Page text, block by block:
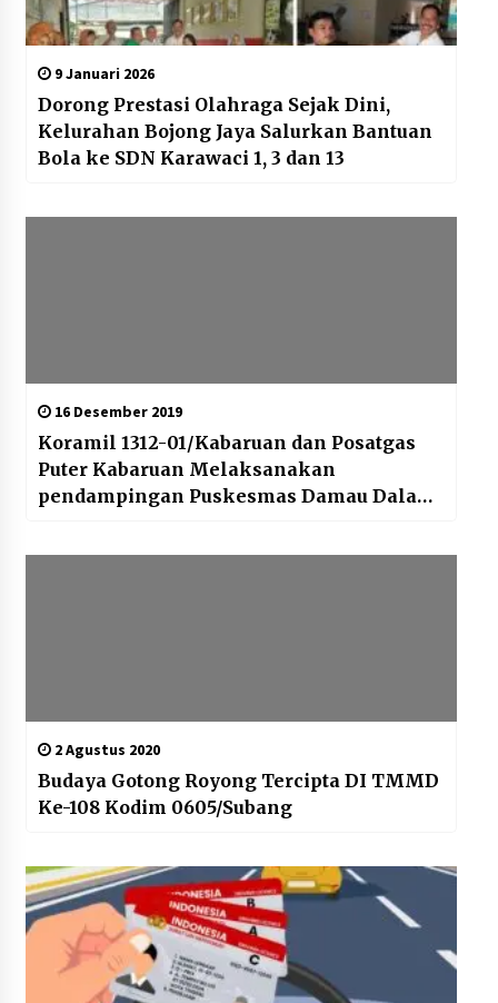
9 Januari 2026
Dorong Prestasi Olahraga Sejak Dini,
Kelurahan Bojong Jaya Salurkan Bantuan
Bola ke SDN Karawaci 1, 3 dan 13
16 Desember 2019
Koramil 1312-01/Kabaruan dan Posatgas
Puter Kabaruan Melaksanakan
pendampingan Puskesmas Damau Dalam
2 Agustus 2020
Budaya Gotong Royong Tercipta DI TMMD
Ke-108 Kodim 0605/Subang